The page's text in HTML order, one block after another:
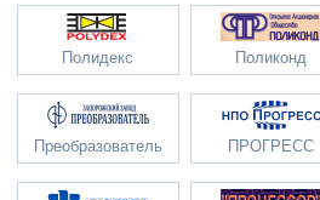
Полидекс Поликонд
Преобразователь ПРОГРЕСС